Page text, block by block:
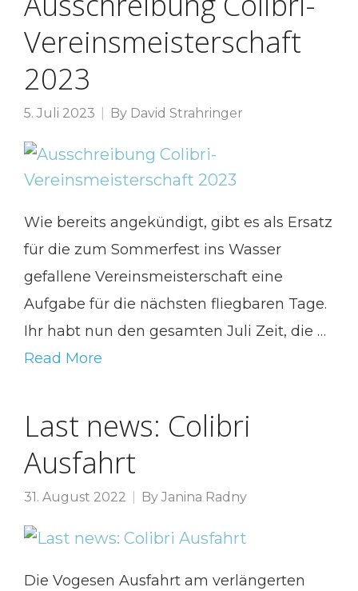
Vereinsmeisterschaft
2023
5. Juli 2023 By David Strahringer
Wie bereits angekündigt, gibt es als Ersatz
für die zum Sommerfest ins Wasser
gefallene Vereinsmeisterschaft eine
Aufgabe für die nächsten fliegbaren Tage.
Ihr habt nun den gesamten Juli Zeit, die …
Read More
Last news: Colibri
Ausfahrt
31. August 2022 By Janina Radny
Die Vogesen Ausfahrt am verlängerten